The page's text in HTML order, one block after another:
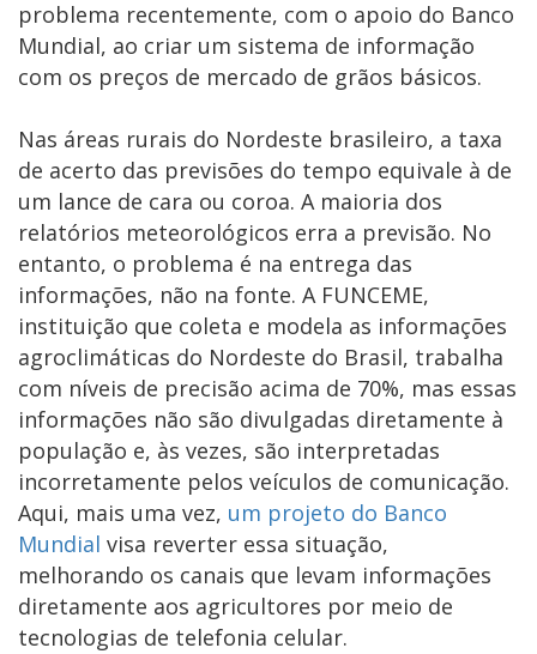
problema recentemente, com o apoio do Banco
Mundial, ao criar um sistema de informação
com os preços de mercado de grãos básicos.
Nas áreas rurais do Nordeste brasileiro, a taxa
de acerto das previsões do tempo equivale à de
um lance de cara ou coroa. A maioria dos
relatórios meteorológicos erra a previsão. No
entanto, o problema é na entrega das
informações, não na fonte. A FUNCEME,
instituição que coleta e modela as informações
agroclimáticas do Nordeste do Brasil, trabalha
com níveis de precisão acima de 70%, mas essas
informações não são divulgadas diretamente à
população e, às vezes, são interpretadas
incorretamente pelos veículos de comunicação.
Aqui, mais uma vez, um projeto do Banco
Mundial visa reverter essa situação,
melhorando os canais que levam informações
diretamente aos agricultores por meio de
tecnologias de telefonia celular.